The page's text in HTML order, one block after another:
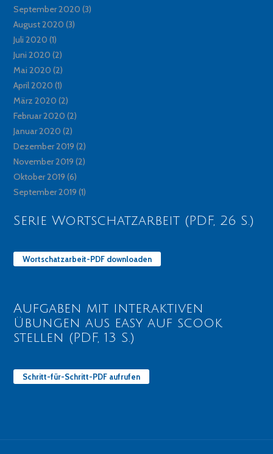
September 2020 (3)
August 2020 (3)
Juli 2020 (1)
Juni 2020 (2)
Mai 2020 (2)
April 2020 (1)
März 2020 (2)
Februar 2020 (2)
Januar 2020 (2)
Dezember 2019 (2)
November 2019 (2)
Oktober 2019 (6)
September 2019 (1)
Serie Wortschatzarbeit (PDF, 26 S.)
Wortschatzarbeit-PDF downloaden
Aufgaben mit interaktiven
Übungen aus easy auf scook
stellen (PDF, 13 S.)
Schritt-für-Schritt-PDF aufrufen